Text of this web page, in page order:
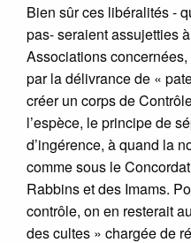
Bien sûr ces libéralités -
pas- seraient assujetties
Associations
par la délivrance de «
créer un corps de
l’espèce, le principe de
d’ingérence, à quand la
comme sous le
Rabbins et des Imams.
contrôle, on en resterait
des cultes » chargée de